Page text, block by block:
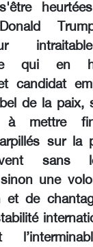
qui en
candidat
de la paix,
à mettre
sur la
sans
une
et de